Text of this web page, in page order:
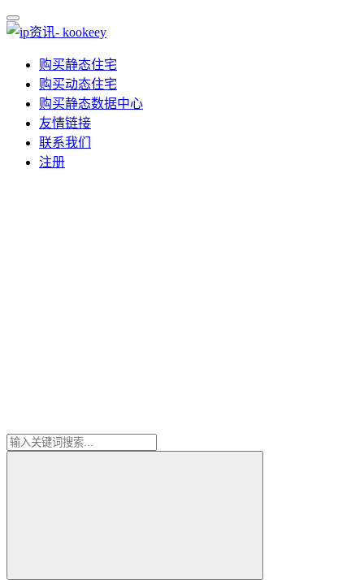
购买静态住宅
购买动态住宅
购买静态数据中心
友情链接
联系我们
注册